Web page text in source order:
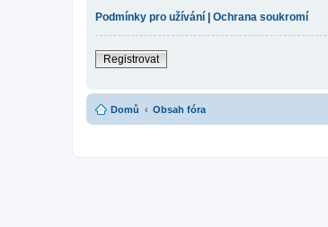
Podmínky pro užívání
Ochrana soukromí
Registrovat
Domů Obsah fóra